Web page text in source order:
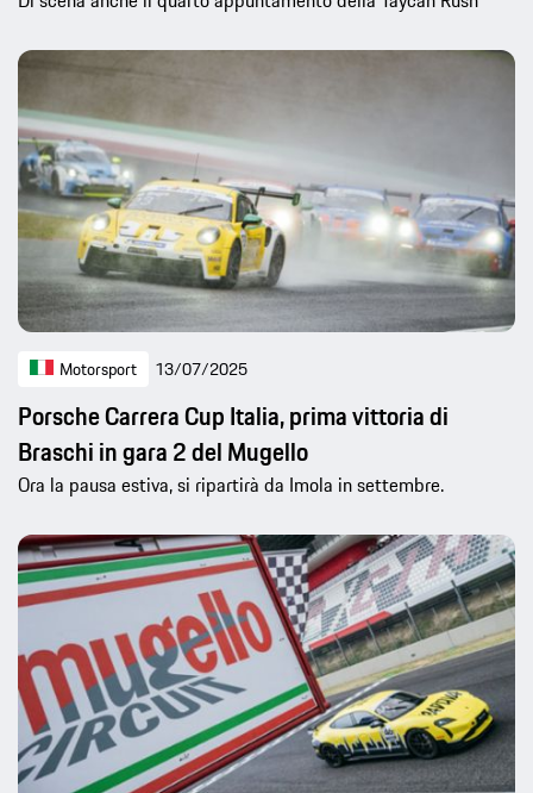
Motorsport 13/07/2025
Porsche Carrera Cup Italia, prima vittoria di
Braschi in gara 2 del Mugello
Ora la pausa estiva, si ripartirà da Imola in settembre.